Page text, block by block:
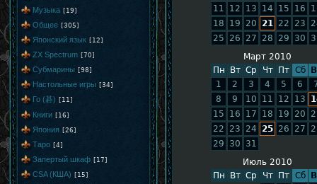
Музыка [19]
Общее [305]
Японский язык [12]
ZX Spectrum [70]
Субмарины [98]
Настольные игры [34]
Го (碁) [11]
Книги [16]
Япония [26]
Таро [4]
Запертый шкаф [17]
CSA (КША) [15]
11
12 13 14 15 16
18
19 20 21 22 23
25
26 27 28 29 30
Март 2010
Пн
Вт Ср Чт Пт Сб
1
2 3 4 5 6
8
9 10 11 12 13
15
16 17 18 19 20
22
23 24 25 26 27
29
30
31
Июль 2010
Пн
Вт Ср Чт Пт Сб